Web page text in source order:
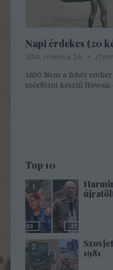
Napi érdekes (20
2014. március 24.
JTom
1890. Nem a fehér
szörfözni készül
Top 10
1981